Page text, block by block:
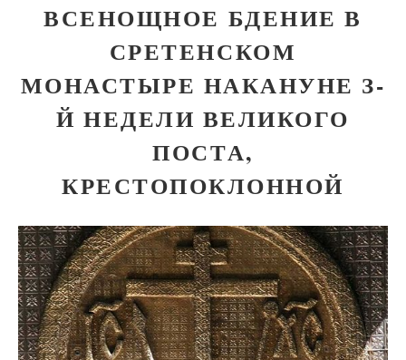
ВСЕНОЩНОЕ БДЕНИЕ В
СРЕТЕНСКОМ
МОНАСТЫРЕ НАКАНУНЕ З-
Й НЕДЕЛИ ВЕЛИКОГО
ПОСТА,
КРЕСТОПОКЛОННОЙ